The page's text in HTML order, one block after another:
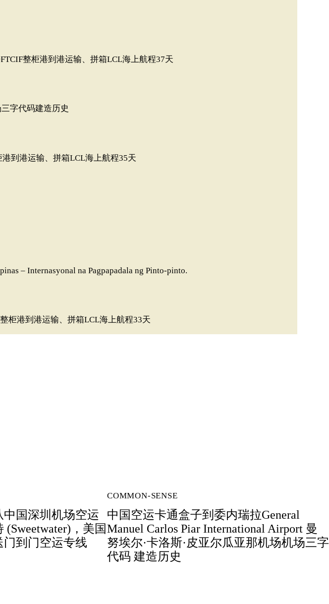
整柜港到港运输、拼箱LCL海上航程37天
字代码建造历史
到港运输、拼箱LCL海上航程35天
– Internasyonal na Pagpapadala ng Pinto-pinto.
柜港到港运输、拼箱LCL海上航程33天
国深圳机场空运
，美国
到门空运专线
COMMON-SENSE
中国空运卡通盒子到委内瑞拉General
Manuel Carlos Piar International Airport 曼
努埃尔·卡洛斯·皮亚尔瓜亚那机场机场三字
代码 建造历史